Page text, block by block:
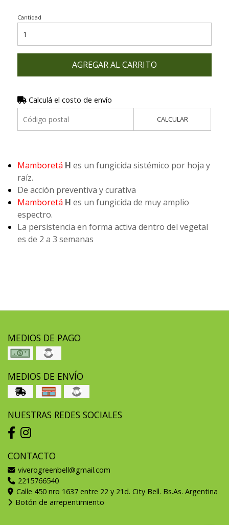
Cantidad
AGREGAR AL CARRITO
Calculá el costo de envío
CALCULAR
Mamboretá H es un fungicida sistémico por hoja y
raíz.
De acción preventiva y curativa
Mamboretá H es un fungicida de muy amplio
espectro.
La persistencia en forma activa dentro del vegetal
es de 2 a 3 semanas
MEDIOS DE PAGO
MEDIOS DE ENVÍO
NUESTRAS REDES SOCIALES
CONTACTO
viverogreenbell@gmail.com
2215766540
Calle 450 nro 1637 entre 22 y 21d. City Bell. Bs.As. Argentina
Botón de arrepentimiento